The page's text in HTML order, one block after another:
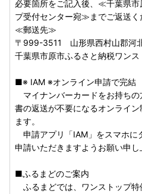
必要箇所をご記入後、≪千葉県市
プ受付センター宛≫までご返送く
≪郵送先≫
〒999-3511 山形県西村山郡河
千葉県市原市ふるさと納税ワン
■※ IAM ※オンライン申請で完結
マイナンバーカードをお持ち
書の返送が不要になるオンライ
ます。
申請アプリ「IAM」をスマホに
申請いただきますようお願い申し
■ふるまどのご案内
ふるまどでは、ワンストップ